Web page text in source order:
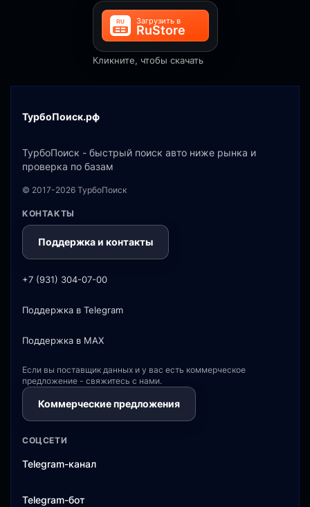
Кликните, чтобы скачать
ТурбоПоиск.рф
ТурбоПоиск - быстрый поиск авто ниже рынка и
проверка по базам
© 2017-2026 ТурбоПоиск
КОНТАКТЫ
Поддержка и контакты
+7 (931) 304-07-00
Поддержка в Telegram
Поддержка в MAX
Если вы поставщик данных и у вас есть коммерческое
предложение - свяжитесь с нами.
Коммерческие предложения
СОЦСЕТИ
Telegram-канал
Telegram-бот